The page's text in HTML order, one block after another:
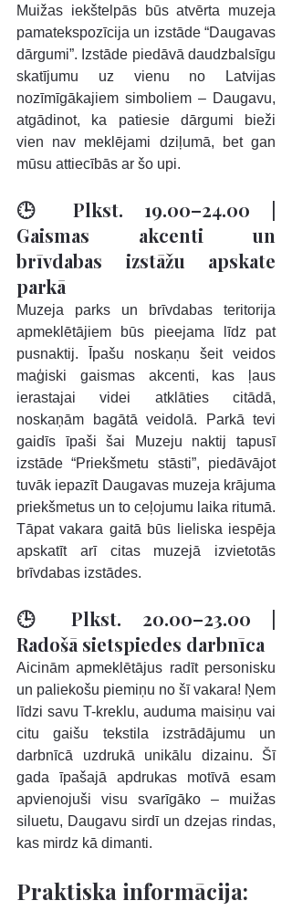
Muižas iekštelpās būs atvērta muzeja
pamatekspozīcija un izstāde “Daugavas
dārgumi”. Izstāde piedāvā daudzbalsīgu
skatījumu uz vienu no Latvijas
nozīmīgākajiem simboliem – Daugavu,
atgādinot, ka patiesie dārgumi bieži
vien nav meklējami dziļumā, bet gan
mūsu attiecībās ar šo upi.
🕒 Plkst. 19.00–24.00 |
Gaismas akcenti un
brīvdabas izstāžu apskate
parkā
Muzeja parks un brīvdabas teritorija
apmeklētājiem būs pieejama līdz pat
pusnaktij. Īpašu noskaņu šeit veidos
maģiski gaismas akcenti, kas ļaus
ierastajai videi atklāties citādā,
noskaņām bagātā veidolā. Parkā tevi
gaidīs īpaši šai Muzeju naktij tapusī
izstāde “Priekšmetu stāsti”, piedāvājot
tuvāk iepazīt Daugavas muzeja krājuma
priekšmetus un to ceļojumu laika ritumā.
Tāpat vakara gaitā būs lieliska iespēja
apskatīt arī citas muzejā izvietotās
brīvdabas izstādes.
🕒 Plkst. 20.00–23.00 |
Radošā sietspiedes darbnīca
Aicinām apmeklētājus radīt personisku
un paliekošu piemiņu no šī vakara! Ņem
līdzi savu T-kreklu, auduma maisiņu vai
citu gaišu tekstila izstrādājumu un
darbnīcā uzdrukā unikālu dizainu. Šī
gada īpašajā apdrukas motīvā esam
apvienojuši visu svarīgāko – muižas
siluetu, Daugavu sirdī un dzejas rindas,
kas mirdz kā dimanti.
Praktiska informācija: